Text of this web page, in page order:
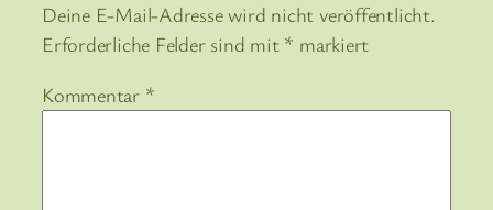
Deine E-Mail-Adresse wird nicht veröffentlicht.
Erforderliche Felder sind mit * markiert
Kommentar *